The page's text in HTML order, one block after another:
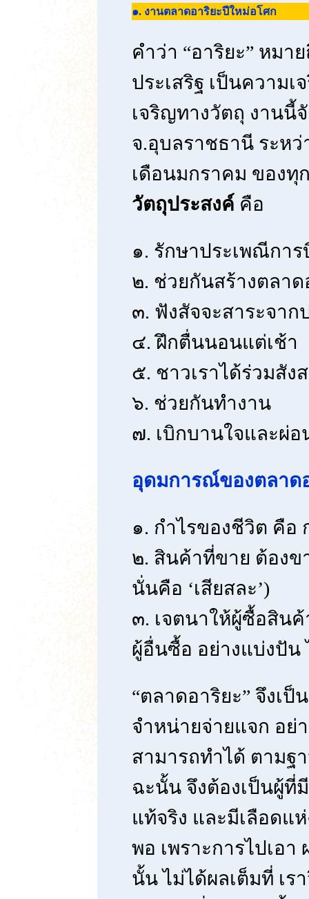
๑. งานตลาดอาริยะปีใหม่อโศก
คำว่า “อาริยะ” หมา
ประเสริฐ เป็นความ
เจริญทางวัตถุ งาน
จ.อุบลราชธานี ระห
เดือนมกราคม ของ
วัตถุประสงค์ คือ
๑. รักษาประเพณีกา
๒. ช่วยกันสร้างตลาด
๓. ฟังสัจจะสาระจาก
๔. ฝึกตื่นนอนแต่เช้า
๕. ชาวเราได้ร่วมสัง
๖. ช่วยกันทำงาน
๗. เบิกบานใจและผ่อ
อุดมการณ์ของตลาด
๑. กำไรของชีวิต คือ
๒. สินค้าที่ขาย ต้องข
นั่นคือ ‘เสียสละ’)
๓. เจตนาให้ผู้ซื้อสิน
ผู้อื่นซื้อ อย่างแบ่งปัน
“ตลาดอาริยะ” จึงเ
จำหน่ายจ่ายแจก อย่า
สามารถทำได้ ตามฐ
ฉะนั้น จึงต้องเป็นผู้ที่
แท้จริง และมีเลือดแ
พอ เพราะการไปเอ
นั้น ไม่ได้ผลเต็มที่ เร